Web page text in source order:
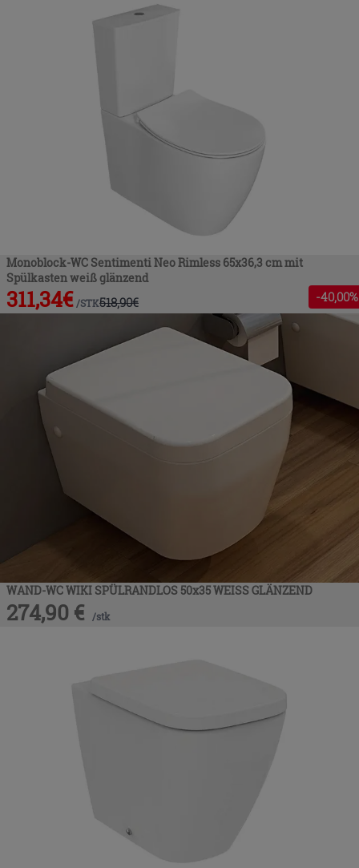
Monoblock-WC Sentimenti Neo Rimless 65x36,3 cm mit
Spülkasten weiß glänzend
311,34€ /STK518,90€ -40,00%
WAND-WC WIKI SPÜLRANDLOS 50x35 WEISS GLÄNZEND
274,90 € /stk